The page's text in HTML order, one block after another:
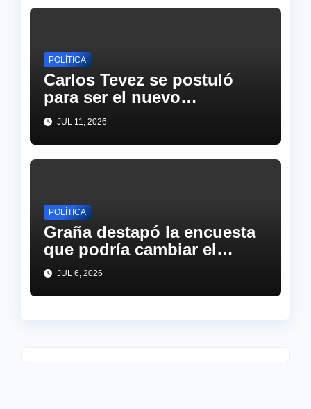
POLÍTICA
Carlos Tevez se postuló
para ser el nuevo
presidente de argerntina y
sorprendió a todos
JUL 11, 2026
POLÍTICA
Graña destapó la encuesta
que podría cambiar el
tablero político: “Milei
pier…”
JUL 6, 2026